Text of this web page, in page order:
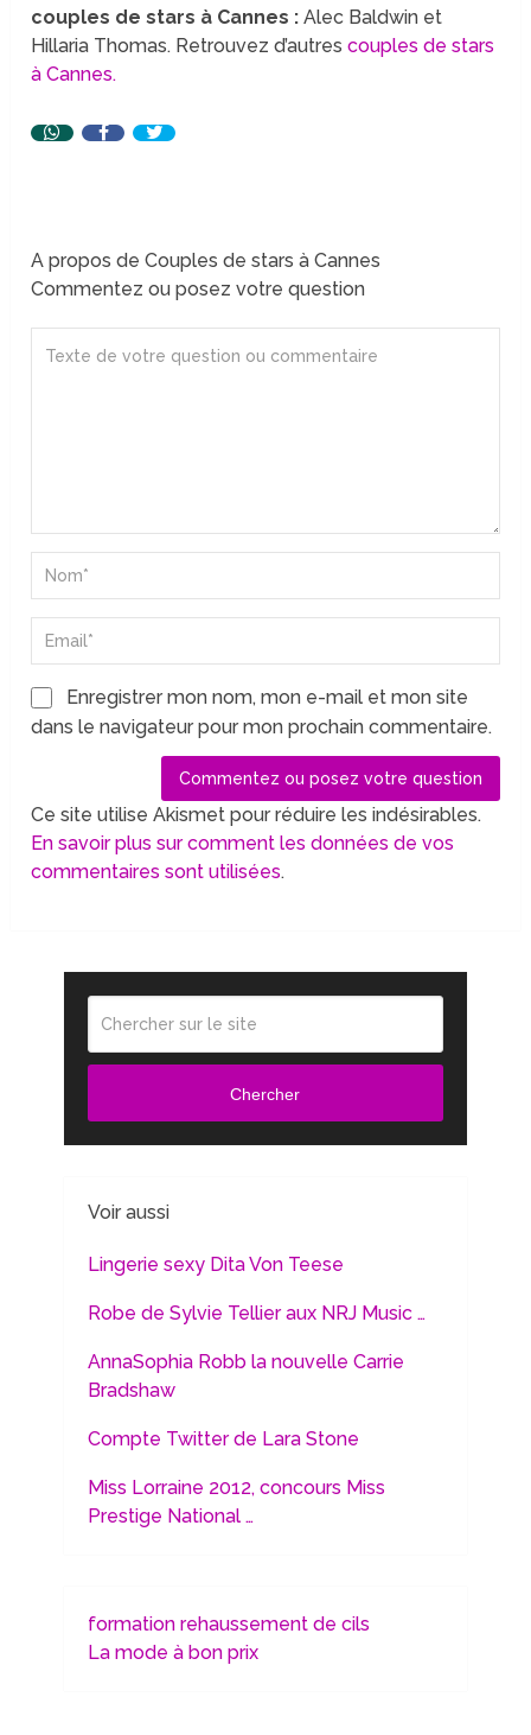
couples de stars à Cannes :Alec Baldwin et
Hillaria Thomas. Retrouvez d’autres couples de stars
à Cannes.
A propos de Couples de stars à Cannes
Commentez ou posez votre question
Enregistrer mon nom, mon e-mail et mon site
dans le navigateur pour mon prochain commentaire.
Ce site utilise Akismet pour réduire les indésirables.
En savoir plus sur comment les données de vos
commentaires sont utilisées.
Chercher
Voir aussi
Lingerie sexy Dita Von Teese
Robe de Sylvie Tellier aux NRJ Music …
AnnaSophia Robb la nouvelle Carrie
Bradshaw
Compte Twitter de Lara Stone
Miss Lorraine 2012, concours Miss
Prestige National …
formation rehaussement de cils
La mode à bon prix